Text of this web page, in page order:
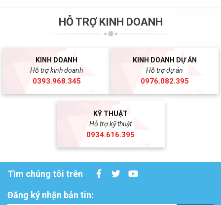
HỖ TRỢ KINH DOANH
KINH DOANH
Hỗ trợ kinh doanh
0393.968.345
KINH DOANH DỰ ÁN
Hỗ trợ dự án
0976.082.395
KỸ THUẬT
Hỗ trợ kỹ thuật
0934.616.395
Tìm chúng tôi trên
Đăng ký nhận bản tin: